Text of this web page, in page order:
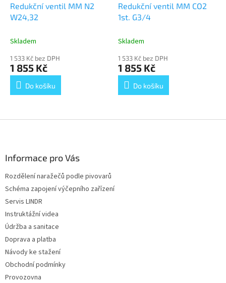
Redukční ventil MM N2
W24,32
Skladem
1 533 Kč bez DPH
1 855 Kč
Do košíku
Redukční ventil MM CO2
1st. G3/4
Skladem
1 533 Kč bez DPH
1 855 Kč
Do košíku
Informace pro Vás
Rozdělení naražečů podle pivovarů
Schéma zapojení výčepního zařízení
Servis LINDR
Instruktážní videa
Údržba a sanitace
Doprava a platba
Návody ke stažení
Obchodní podmínky
Provozovna